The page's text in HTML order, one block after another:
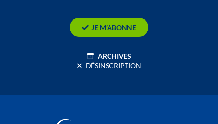
JE M’ABONNE
ARCHIVES
DÉSINSCRIPTION